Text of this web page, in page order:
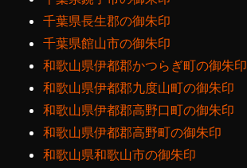
千葉県長生郡の御朱印
千葉県館山市の御朱印
和歌山県伊都郡かつらぎ町の御朱印
和歌山県伊都郡九度山町の御朱印
和歌山県伊都郡高野口町の御朱印
和歌山県伊都郡高野町の御朱印
和歌山県和歌山市の御朱印